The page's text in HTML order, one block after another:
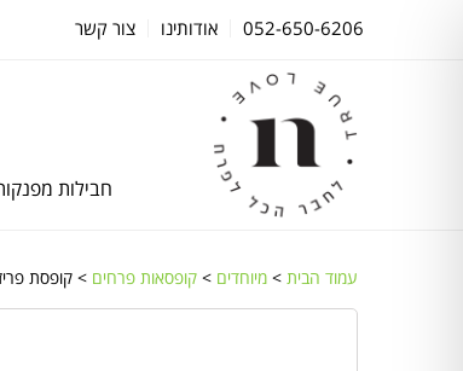
052-650-6206 אודותינו צור קשר
חבילות
עמוד הבית > מיוחדים > קופסאות פרחים > קופסת